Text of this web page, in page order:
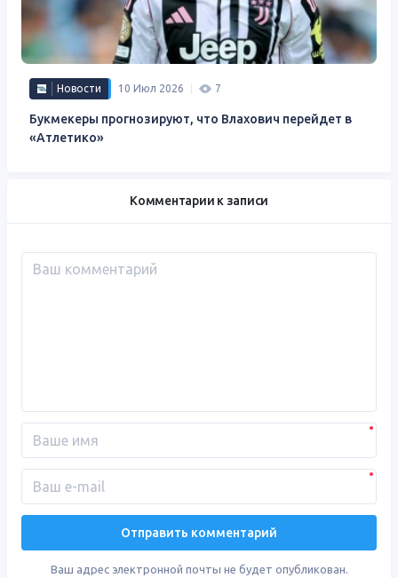
Новости 10 Июл 2026 7
Букмекеры прогнозируют, что Влахович перейдет в
«Атлетико»
Комментарии к записи
Ваш адрес электронной почты не будет опубликован.